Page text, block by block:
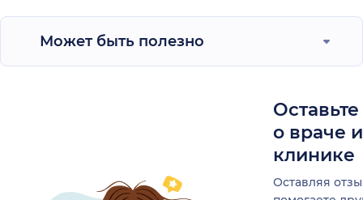
Может быть полезно
о враче
клинике
Оставляя